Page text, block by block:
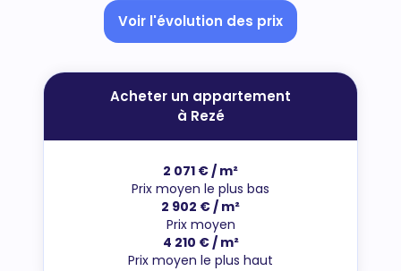
Voir l'évolution des prix
Acheter un appartement
à Rezé
2 071 € / m²
Prix moyen le plus bas
2 902 € / m²
Prix moyen
4 210 € / m²
Prix moyen le plus haut